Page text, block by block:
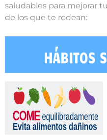
saludables para mejorar
de los que te rodean: